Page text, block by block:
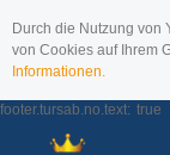
Durch die Nutzung von
von Cookies auf Ihrem
Informationen.
footer.tursab.no.text: true